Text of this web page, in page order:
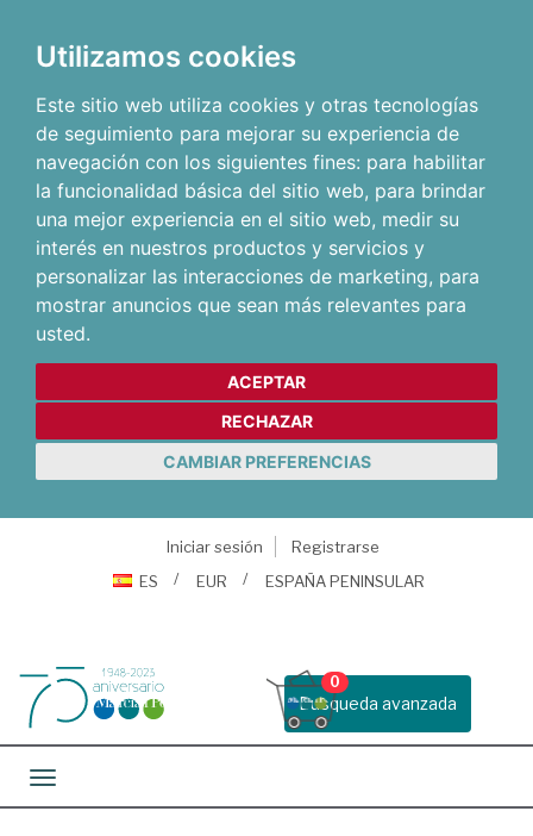
Utilizamos cookies
Este sitio web utiliza cookies y otras tecnologías
de seguimiento para mejorar su experiencia de
navegación con los siguientes fines: para habilitar
la funcionalidad básica del sitio web, para brindar
una mejor experiencia en el sitio web, medir su
interés en nuestros productos y servicios y
personalizar las interacciones de marketing, para
mostrar anuncios que sean más relevantes para
usted.
ACEPTAR
RECHAZAR
CAMBIAR PREFERENCIAS
Iniciar sesión
Registrarse
ES
EUR ESPAÑA PENINSULAR
Busqueda avanzada
0
Toggle navigation